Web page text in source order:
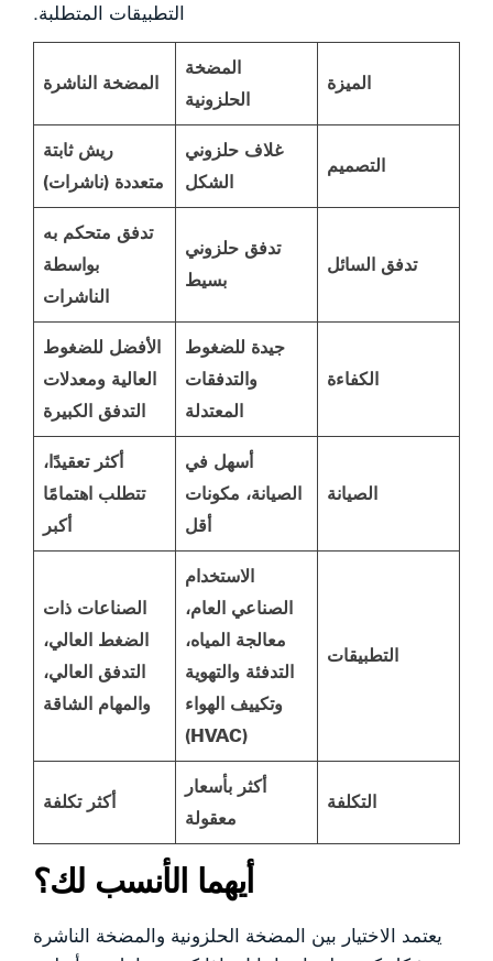
التطبيقات المتطلبة.
الميزة
المضخة
الحلزونية
المضخة الناشرة
التصميم
غلاف حلزوني
الشكل
ريش ثابتة
متعددة (ناشرات)
تدفق السائل
تدفق حلزوني
بسيط
تدفق متحكم به
بواسطة
الناشرات
الكفاءة
جيدة للضغوط
والتدفقات
المعتدلة
الأفضل للضغوط
العالية ومعدلات
التدفق الكبيرة
الصيانة
أسهل في
الصيانة، مكونات
أقل
أكثر تعقيدًا،
تتطلب اهتمامًا
أكبر
التطبيقات
الاستخدام
الصناعي العام،
معالجة المياه،
التدفئة والتهوية
وتكييف الهواء
(HVAC)
الصناعات ذات
الضغط العالي،
التدفق العالي،
والمهام الشاقة
التكلفة
أكثر بأسعار
معقولة
أكثر تكلفة
أيهما الأنسب لك؟
يعتمد الاختيار بين المضخة الحلزونية والمضخة الناشرة